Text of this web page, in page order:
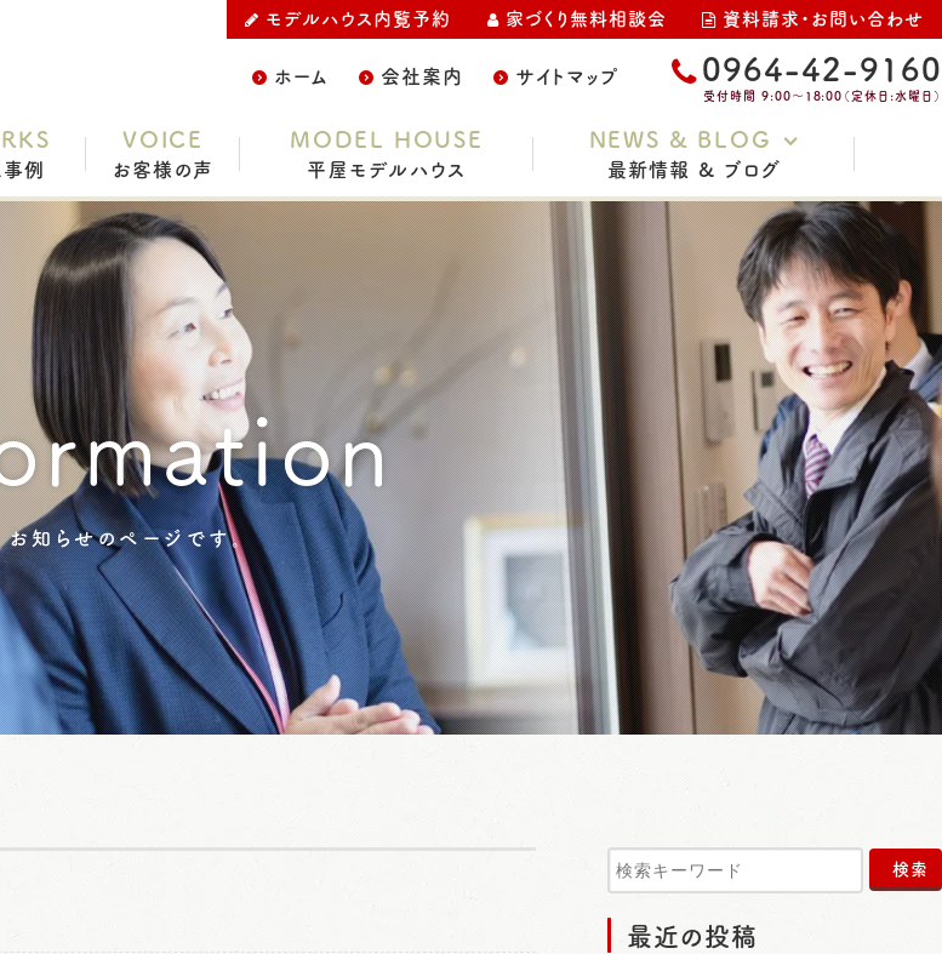
ホーム 会社案内 サイトマップ
モデルハウス内覧予約 家づくり無料相談会 資料請求・お問い合わせ
0964-42-9160
受付時間 9:00～18:00（定休日:水曜日）
例
VOICE
お客様の声
MODEL HOUSE
平屋モデルハウス
NEWS & BLOG
最新情報 & ブログ
お知らせ
家づくりコラム
スタッフブログ
イベント・完成見学会
土地情報
現場レポート
お知らせのページです。
最近の投稿